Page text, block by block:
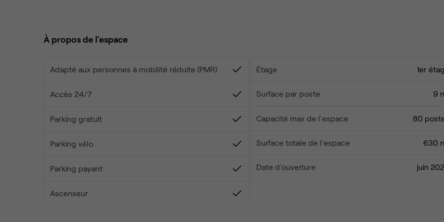
À propos de l'espace
Adapté aux personnes à mobilité réduite (PMR)
Accès 24/7
Parking gratuit
Parking vélo
Parking payant
Ascenseur
Étage 1er
Surface par poste 9
Capacité max de l'espace 80
Surface totale de l'espace 630
Date d'ouverture juin